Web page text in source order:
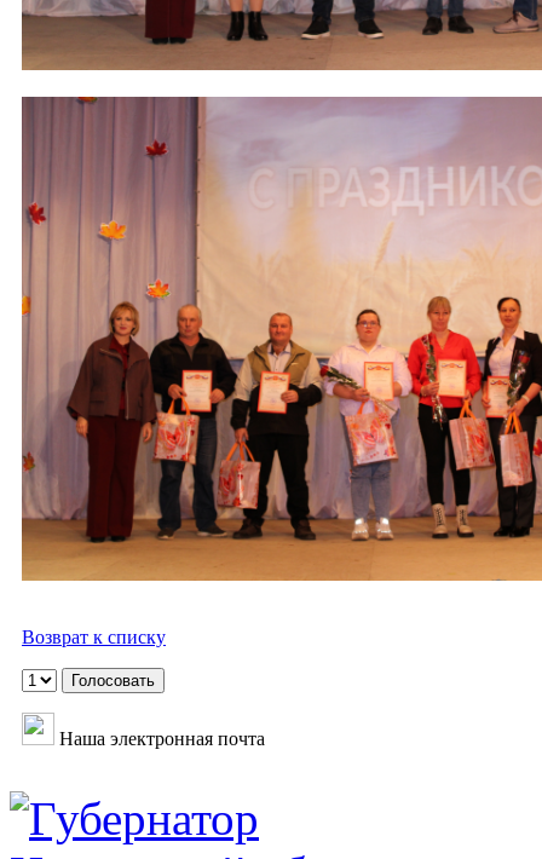
Возврат к списку
Наша электронная почта